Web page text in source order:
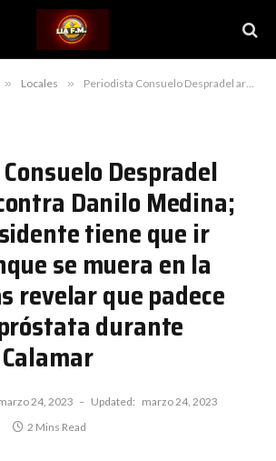
» Locales » Periodista Consuelo Despradel arremete contra Danilo Medina; dice expresidente tiene que ir preso «aunque se muera en la cárcel» tras revelar que padece cáncer de próstata durante Operación Calamar
Despradel
Danilo Medina;
tiene que ir
se muera en la
revelar que padece
durante
24, 2023 Updated: marzo 24, 2023
2 Mins Read